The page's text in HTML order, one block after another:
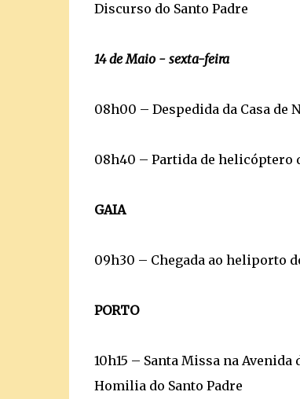
Discurso do Santo Padre
14 de Maio - sexta-feira
08h00 – Despedida da Casa de
08h40 – Partida de helicóptero
GAIA
09h30 – Chegada ao heliporto
PORTO
10h15 – Santa Missa na Avenida
Homilia do Santo Padre